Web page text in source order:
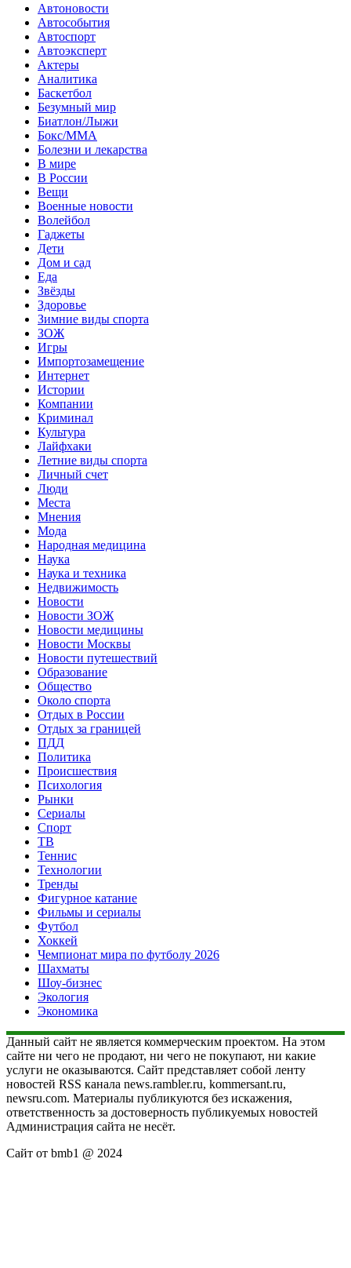
Автоновости
Автособытия
Автоспорт
Автоэксперт
Актеры
Аналитика
Баскетбол
Безумный мир
Биатлон/Лыжи
Бокс/MMA
Болезни и лекарства
В мире
В России
Вещи
Военные новости
Волейбол
Гаджеты
Дети
Дом и сад
Еда
Звёзды
Здоровье
Зимние виды спорта
ЗОЖ
Игры
Импортозамещение
Интернет
Истории
Компании
Криминал
Культура
Лайфхаки
Летние виды спорта
Личный счет
Люди
Места
Мнения
Мода
Народная медицина
Наука
Наука и техника
Недвижимость
Новости
Новости ЗОЖ
Новости медицины
Новости Москвы
Новости путешествий
Образование
Общество
Около спорта
Отдых в России
Отдых за границей
ПДД
Политика
Происшествия
Психология
Рынки
Сериалы
Спорт
ТВ
Теннис
Технологии
Тренды
Фигурное катание
Фильмы и сериалы
Футбол
Хоккей
Чемпионат мира по футболу 2026
Шахматы
Шоу-бизнес
Экология
Экономика
Данный сайт не является коммерческим проектом. На этом
сайте ни чего не продают, ни чего не покупают, ни какие
услуги не оказываются. Сайт представляет собой ленту
новостей RSS канала news.rambler.ru, kommersant.ru,
newsru.com. Материалы публикуются без искажения,
ответственность за достоверность публикуемых новостей
Администрация сайта не несёт.
Сайт от bmb1 @ 2024